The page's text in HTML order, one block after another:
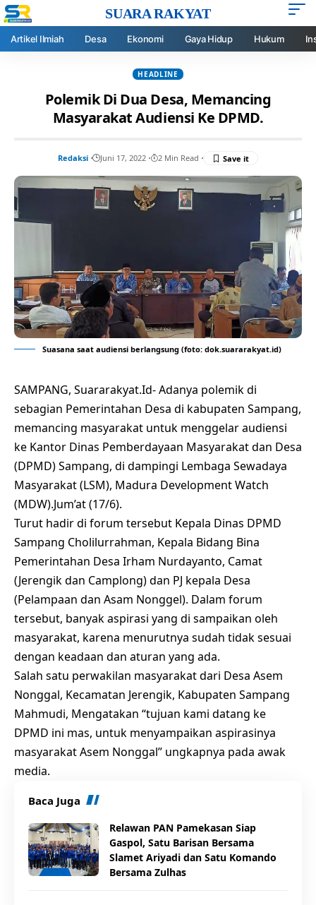
SUARA RAKYAT
Artikel Ilmiah Desa Ekonomi Gaya Hidup Hukum
HEADLINE
Polemik Di Dua Desa, Memancing
Masyarakat Audiensi Ke DPMD.
Redaksi Juni 17, 2022 2 Min Read
Suasana saat audiensi berlangsung (foto: dok.suararakyat.id)
SAMPANG, Suararakyat.Id- Adanya polemik di
sebagian Pemerintahan Desa di kabupaten Sampang,
memancing masyarakat untuk menggelar audiensi
ke Kantor Dinas Pemberdayaan Masyarakat dan Desa
(DPMD) Sampang, di dampingi Lembaga Sewadaya
Masyarakat (LSM), Madura Development Watch
(MDW).Jum’at (17/6).
Turut hadir di forum tersebut Kepala Dinas DPMD
Sampang Cholilurrahman, Kepala Bidang Bina
Pemerintahan Desa Irham Nurdayanto, Camat
(Jerengik dan Camplong) dan PJ kepala Desa
(Pelampaan dan Asam Nonggel). Dalam forum
tersebut, banyak aspirasi yang di sampaikan oleh
masyarakat, karena menurutnya sudah tidak sesuai
dengan keadaan dan aturan yang ada.
Salah satu perwakilan masyarakat dari Desa Asem
Nonggal, Kecamatan Jerengik, Kabupaten Sampang
Mahmudi, Mengatakan “tujuan kami datang ke
DPMD ini mas, untuk menyampaikan aspirasinya
masyarakat Asem Nonggal” ungkapnya pada awak
media.
Baca Juga
Relawan PAN Pamekasan Siap
Gaspol, Satu Barisan Bersama
Slamet Ariyadi dan Satu Komando
Bersama Zulhas